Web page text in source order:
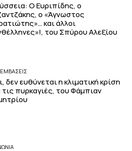
Ο Ευριπίδης, ο
ο «Άγνωστος
και άλλοι
του Σπύρου Αλεξίου
δεν ευθύνεται η κλιματική κρίση
τις πυρκαγιές, του Φάμπιαν